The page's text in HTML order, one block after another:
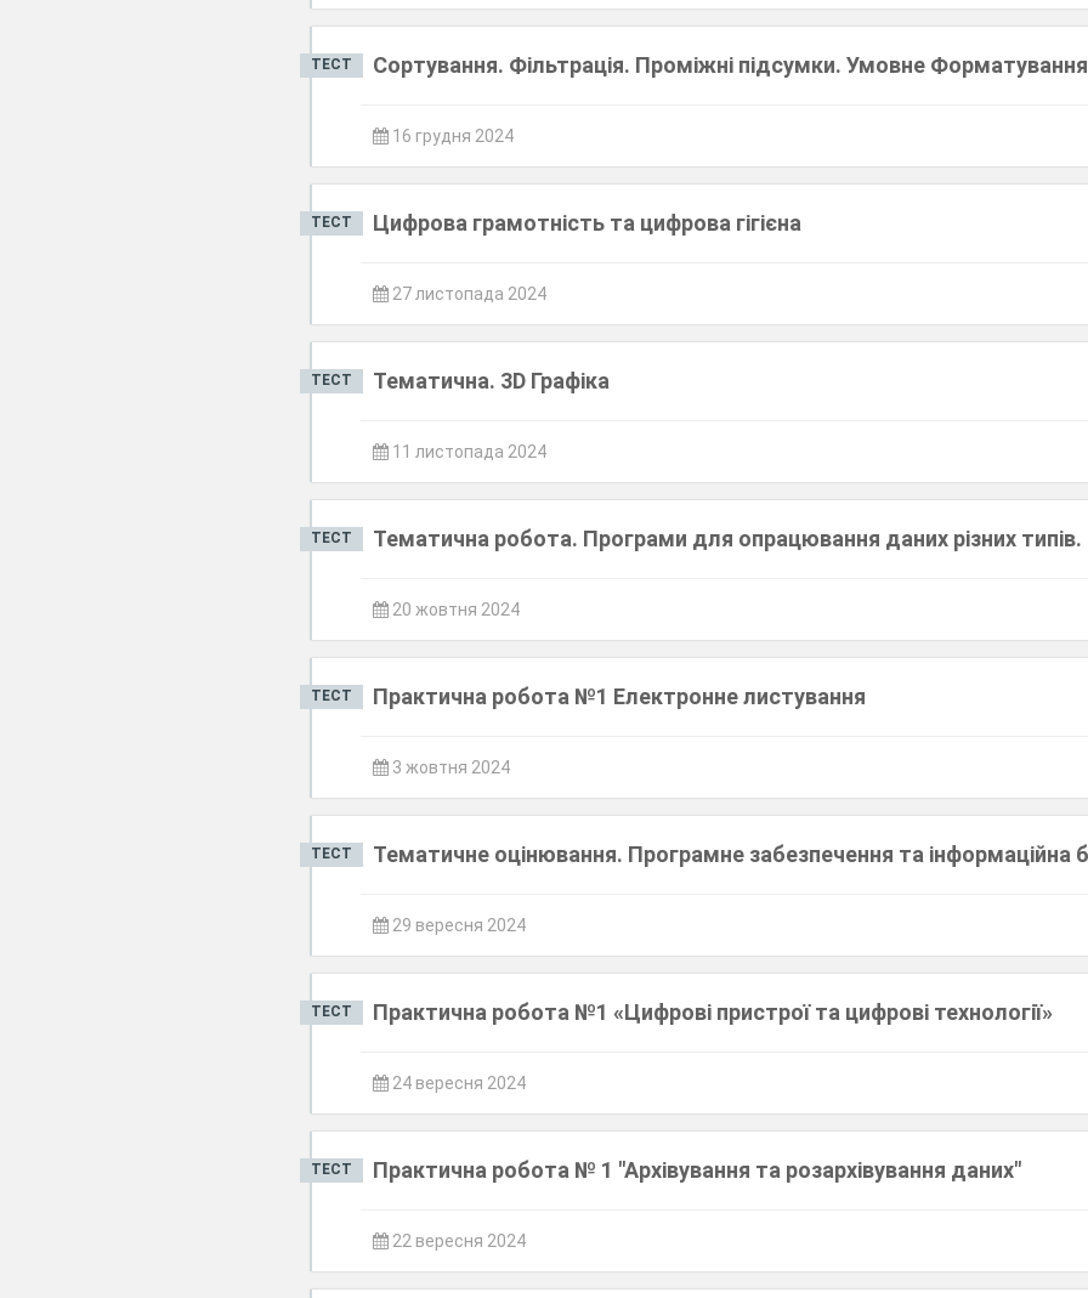
ТЕСТ Сортування. Фільтрація. Проміжні підсумки. Умовне Форматування
16 грудня 2024
ТЕСТ Цифрова грамотність та цифрова гігієна
27 листопада 2024
ТЕСТ Тематична. 3D Графіка
11 листопада 2024
ТЕСТ Тематична робота. Програми для опрацювання даних різних типів.
20 жовтня 2024
ТЕСТ Практична робота №1 Електронне листування
3 жовтня 2024
ТЕСТ Тематичне оцінювання. Програмне забезпечення та інформаційна
29 вересня 2024
ТЕСТ Практична робота №1 «Цифрові пристрої та цифрові технології»
24 вересня 2024
ТЕСТ Практична робота № 1 "Архівування та розархівування даних"
22 вересня 2024